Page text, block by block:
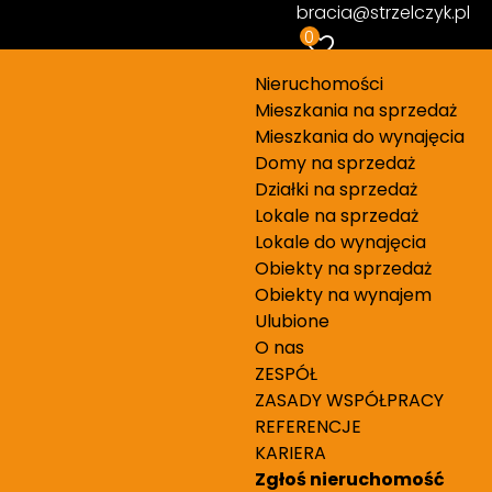
bracia@strzelczyk.pl
0
Nieruchomości
Mieszkania na sprzedaż
Mieszkania do wynajęcia
Domy na sprzedaż
Działki na sprzedaż
Lokale na sprzedaż
Lokale do wynajęcia
Obiekty na sprzedaż
Obiekty na wynajem
Ulubione
O nas
ZESPÓŁ
ZASADY WSPÓŁPRACY
REFERENCJE
KARIERA
Zgłoś nieruchomość